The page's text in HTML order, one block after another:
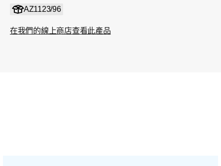
AZ1123/96
在我們的線上商店查看此產品